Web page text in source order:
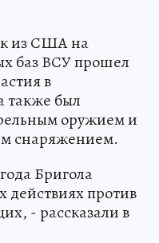
из США на
баз ВСУ прошел
в
также был
оружием и
снаряжением.
Бригола
действиях против
- рассказали в